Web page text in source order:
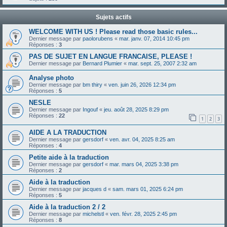
c
Sujets actifs
WELCOME WITH US ! Please read those basic rules...
Dernier message par paolorubens « mar. janv. 07, 2014 10:45 pm
Réponses : 3
PAS DE SUJET EN LANGUE FRANCAISE, PLEASE !
Dernier message par Bernard Plumier « mar. sept. 25, 2007 2:32 am
Analyse photo
Dernier message par bm thiry « ven. juin 26, 2026 12:34 pm
Réponses : 5
NESLE
Dernier message par Ingouf « jeu. août 28, 2025 8:29 pm
Réponses : 22 1 2 3
AIDE A LA TRADUCTION
Dernier message par gersdorf « ven. avr. 04, 2025 8:25 am
Réponses : 4
Petite aide à la traduction
Dernier message par gersdorf « mar. mars 04, 2025 3:38 pm
Réponses : 2
Aide à la traduction
Dernier message par jacques d « sam. mars 01, 2025 6:24 pm
Réponses : 5
Aide à la traduction 2 / 2
Dernier message par michelstl « ven. févr. 28, 2025 2:45 pm
Réponses : 8